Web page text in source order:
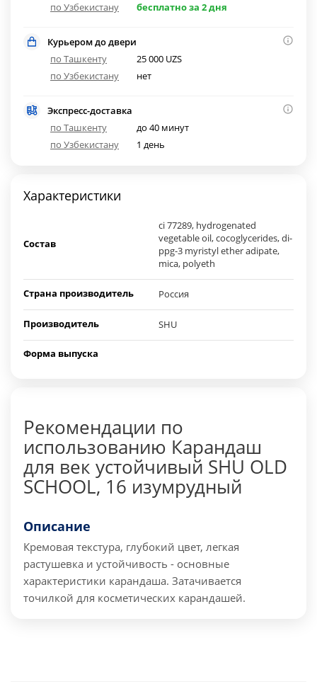
по Узбекистану
бесплатно за 2 дня
Курьером до двери
по Ташкенту
25 000 UZS
по Узбекистану
нет
Экспресс-доставка
по Ташкенту
до 40 минут
по Узбекистану
1 день
Характеристики
Состав
ci 77289, hydrogenated
vegetable oil, cocoglycerides, di-
ppg-3 myristyl ether adipate,
mica, polyeth
Страна производитель Россия
Производитель SHU
Форма выпуска
Рекомендации по
использованию Карандаш
для век устойчивый SHU OLD
SCHOOL, 16 изумрудный
Описание
Кремовая текстура, глубокий цвет, легкая
растушевка и устойчивость - основные
характеристики карандаша. Затачивается
точилкой для косметических карандашей.